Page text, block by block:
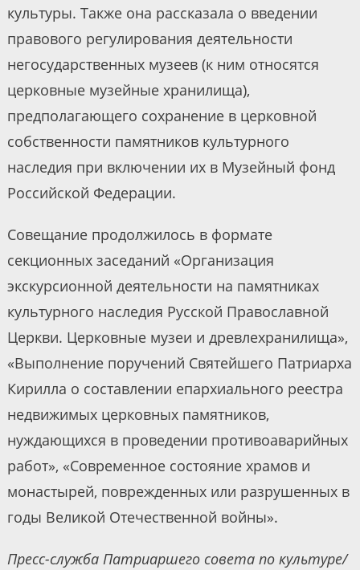
культуры. Также она рассказала о введении
правового регулирования деятельности
негосударственных музеев (к ним относятся
церковные музейные хранилища),
предполагающего сохранение в церковной
собственности памятников культурного
наследия при включении их в Музейный фонд
Российской Федерации.
Совещание продолжилось в формате
секционных заседаний «Организация
экскурсионной деятельности на памятниках
культурного наследия Русской Православной
Церкви. Церковные музеи и древлехранилища»,
«Выполнение поручений Святейшего Патриарха
Кирилла о составлении епархиального реестра
недвижимых церковных памятников,
нуждающихся в проведении противоаварийных
работ», «Современное состояние храмов и
монастырей, поврежденных или разрушенных в
годы Великой Отечественной войны».
Пресс-служба Патриаршего совета по культуре/